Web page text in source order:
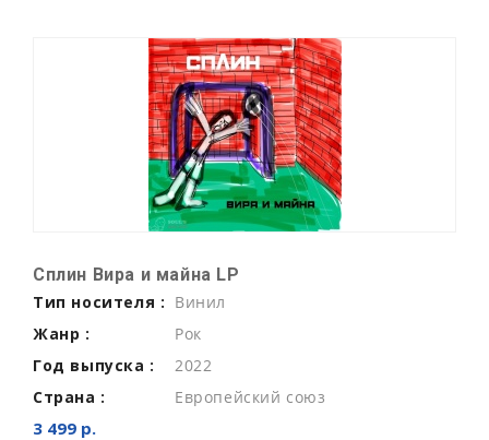
Сплин Вира и майна LP
Тип носителя : Винил
Жанр :
Рок
Год выпуска :
2022
Страна :
Европейский союз
3 499 р.